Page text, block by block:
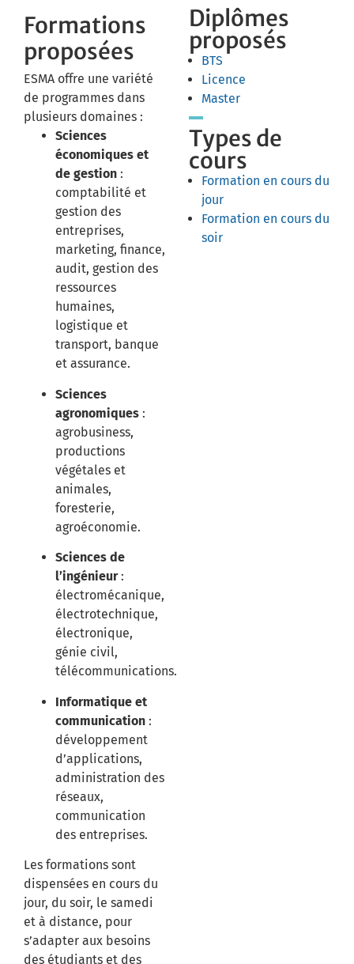
Formations
proposées
ESMA offre une variété
de programmes dans
plusieurs domaines :
Sciences
économiques et
de gestion :
comptabilité et
gestion des
entreprises,
marketing, finance,
audit, gestion des
ressources
humaines,
logistique et
transport, banque
et assurance.
Sciences
agronomiques :
agrobusiness,
productions
végétales et
animales,
foresterie,
agroéconomie.
Sciences de
l’ingénieur:
électromécanique,
électrotechnique,
électronique,
génie civil,
télécommunications.
Informatique et
communication :
développement
d’applications,
administration des
réseaux,
communication
des entreprises.
Les formations sont
dispensées en cours du
jour, du soir, le samedi
et à distance, pour
s’adapter aux besoins
des étudiants et des
Diplômes
proposés
BTS
Licence
Master
Types de
cours
Formation en cours du
jour
Formation en cours du
soir